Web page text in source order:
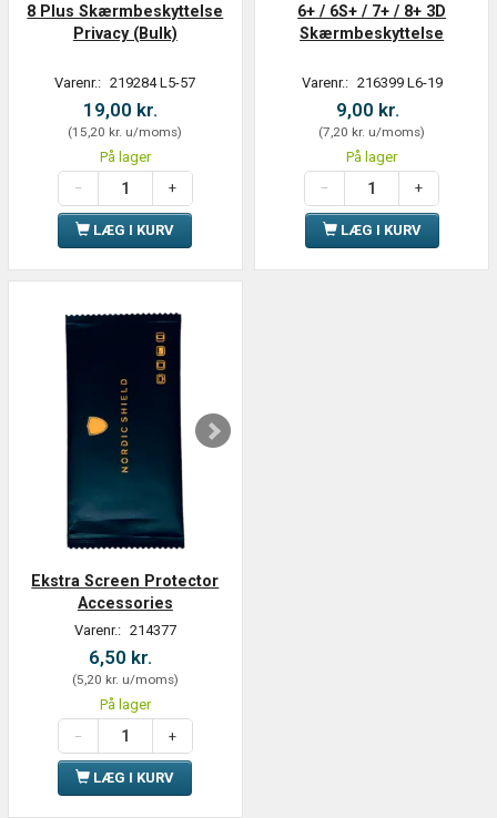
8 Plus Skærmbeskyttelse
Privacy (Bulk)
Varenr.: 219284 L5-57
19,00 kr.
(15,20 kr. u/moms)
På lager
LÆG I KURV
6+ / 6S+ / 7+ / 8+ 3D
Skærmbeskyttelse
Varenr.: 216399 L6-19
9,00 kr.
(7,20 kr. u/moms)
På lager
LÆG I KURV
Ekstra Screen Protector
Accessories
Varenr.: 214377
6,50 kr.
(5,20 kr. u/moms)
På lager
LÆG I KURV